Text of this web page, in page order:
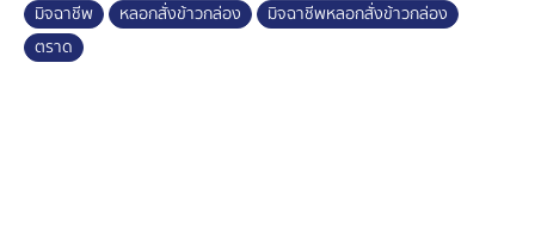
มิจฉาชีพ หลอกสั่งข้าวกล่อง
มิจฉาชีพหลอกสั่งข้าวกล่อง
ตราด